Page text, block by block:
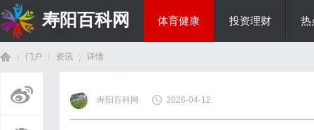
寿阳百科网 体育健康 投资理财 热
门户 资讯
›
详情
寿阳百科网 2026-04-12